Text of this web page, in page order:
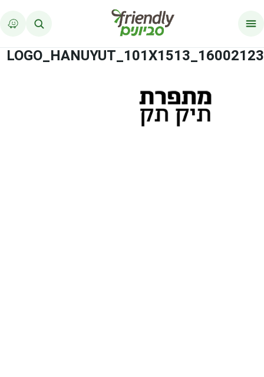
16002123_LOGO_HANUYUT_101X1513